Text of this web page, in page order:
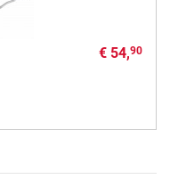
€ 54,90